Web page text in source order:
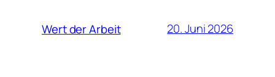
Wert der Arbeit 20. Juni 2026